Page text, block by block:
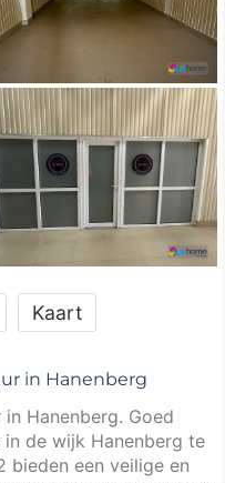
Kaart
in Hanenberg
Hanenberg. Goed
de wijk Hanenberg te
bieden een veilige en